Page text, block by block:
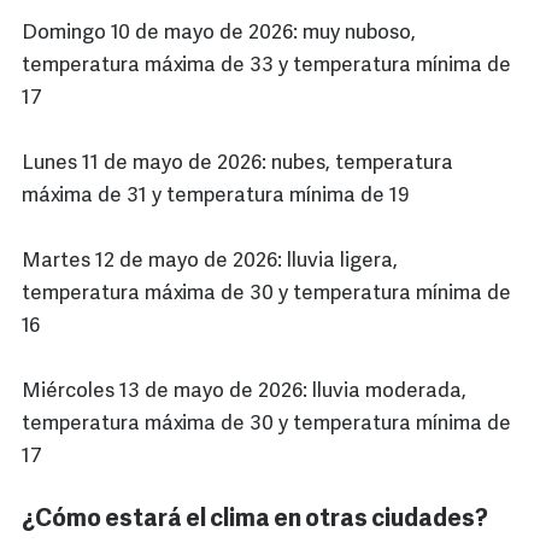
Domingo 10 de mayo de 2026: muy nuboso,
temperatura máxima de 33 y temperatura mínima de
17
Lunes 11 de mayo de 2026: nubes, temperatura
máxima de 31 y temperatura mínima de 19
Martes 12 de mayo de 2026: lluvia ligera,
temperatura máxima de 30 y temperatura mínima de
16
Miércoles 13 de mayo de 2026: lluvia moderada,
temperatura máxima de 30 y temperatura mínima de
17
¿Cómo estará el clima en otras ciudades?